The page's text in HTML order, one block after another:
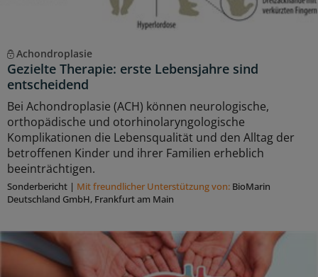
Achondroplasie
Gezielte Therapie: erste Lebensjahre sind
entscheidend
Bei Achondroplasie (ACH) können neurologische,
orthopädische und otorhinolaryngologische
Komplikationen die Lebensqualität und den Alltag der
betroffenen Kinder und ihrer Familien erheblich
beeinträchtigen.
Sonderbericht | Mit freundlicher Unterstützung von: BioMarin
Deutschland GmbH, Frankfurt am Main